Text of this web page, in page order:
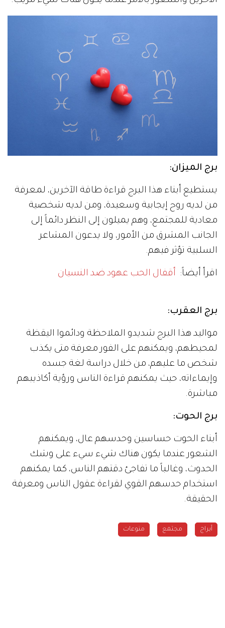
برج الميزان:
يستطيع أبناء هذا البرج قراءة طاقة الآخرين، لمعرفة
من لديه روح إيجابية وسعيدة، ومن لديه شخصية
معادية للمجتمع، وهم يميلون إلى النظر دائماً إلى
الجانب المشرق من الأمور، ولا يدعون المشاعر
السلبية تؤثر فيهم.
اقرأ أيضاً: أقفال الحب عهود ضد النسيان
برج العقرب:
مواليد هذا البرج شديدو الملاحظة ودائموا اليقظة
لمحيطهم، ويمكنهم على الفور معرفة متى يكذب
شخص ما عليهم، من خلال دراسة لغة جسده
وإيماءاته، حيث يمكنهم قراءة الناس ورؤية أكاذيبهم
مباشرة.
برج الحوت:
أبناء الحوت حساسين وحدسهم عال، ويمكنهم
الشعور عندما يكون هناك شيء سيء على وشك
الحدوث، وغالباً ما تفاجئ دقتهم الناس، كما يمكنهم
استخدام حدسهم القوي لقراءة عقول الناس ومعرفة
الحقيقة.
أبراج مجتمع منوعات